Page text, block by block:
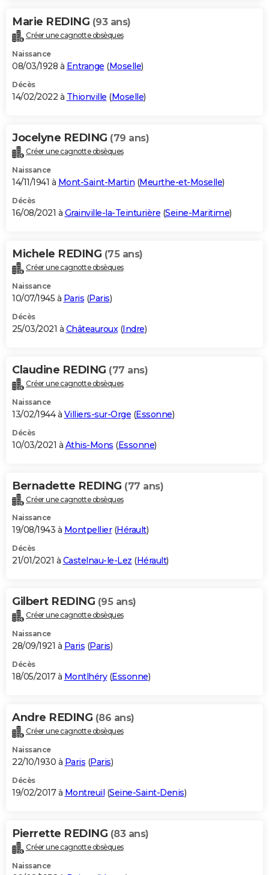
Marie REDING (93 ans)
Créer une cagnotte obsèques
Naissance
08/03/1928 à Entrange (Moselle)
Décès
14/02/2022 à Thionville (Moselle)
Jocelyne REDING (79 ans)
Créer une cagnotte obsèques
Naissance
14/11/1941 à Mont-Saint-Martin (Meurthe-et-Moselle)
Décès
16/08/2021 à Grainville-la-Teinturière (Seine-Maritime)
Michele REDING (75 ans)
Créer une cagnotte obsèques
Naissance
10/07/1945 à Paris (Paris)
Décès
25/03/2021 à Châteauroux(Indre)
Claudine REDING (77 ans)
Créer une cagnotte obsèques
Naissance
13/02/1944 à Villiers-sur-Orge (Essonne)
Décès
10/03/2021 à Athis-Mons (Essonne)
Bernadette REDING (77 ans)
Créer une cagnotte obsèques
Naissance
19/08/1943 à Montpellier(Hérault)
Décès
21/01/2021 à Castelnau-le-Lez (Hérault)
Gilbert REDING (95 ans)
Créer une cagnotte obsèques
Naissance
28/09/1921 à Paris (Paris)
Décès
18/05/2017 à Montlhéry(Essonne)
Andre REDING (86 ans)
Créer une cagnotte obsèques
Naissance
22/10/1930 à Paris (Paris)
Décès
19/02/2017 à Montreuil (Seine-Saint-Denis)
Pierrette REDING (83 ans)
Créer une cagnotte obsèques
Naissance